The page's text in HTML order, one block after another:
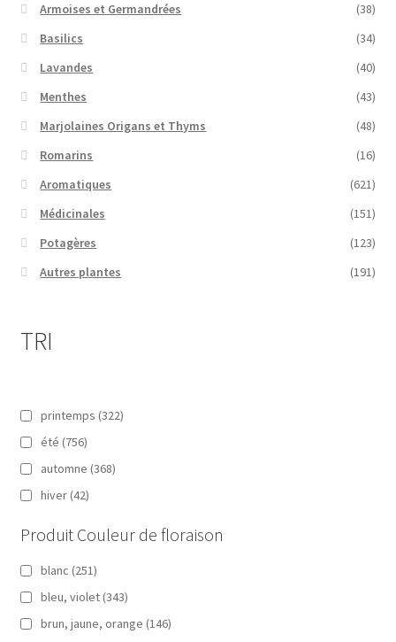
Armoises et Germandrées
(38)
Basilics
(34)
Lavandes
(40)
Menthes
(43)
Marjolaines Origans et Thyms
(48)
Romarins
(16)
Aromatiques
(621)
Médicinales
(151)
Potagères
(123)
Autres plantes
(191)
TRI
printemps (322)
été (756)
automne (368)
hiver (42)
Produit Couleur de floraison
blanc (251)
bleu, violet (343)
brun, jaune, orange (146)